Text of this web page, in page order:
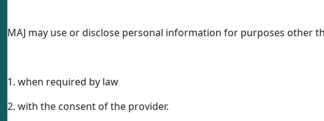
MAJ may use or disclose personal information for purposes other
1. when required by law
2. with the consent of the provider.